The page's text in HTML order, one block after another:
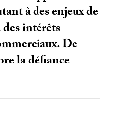
à des enjeux de
intérêts
De
la défiance